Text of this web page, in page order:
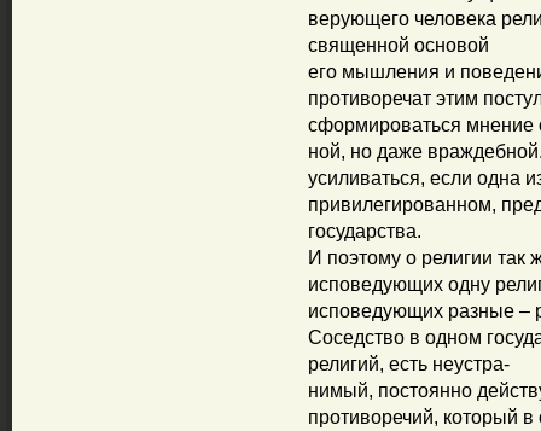
верующего человека
священной основой
его мышления и
противоречат этим
сформироваться мнение
ной, но даже
усиливаться, если одна
привилегированном,
государства.
И поэтому о религии так
исповедующих одну
исповедующих разные –
Соседство в одном
религий, есть неустра-
нимый, постоянно
противоречий, который в